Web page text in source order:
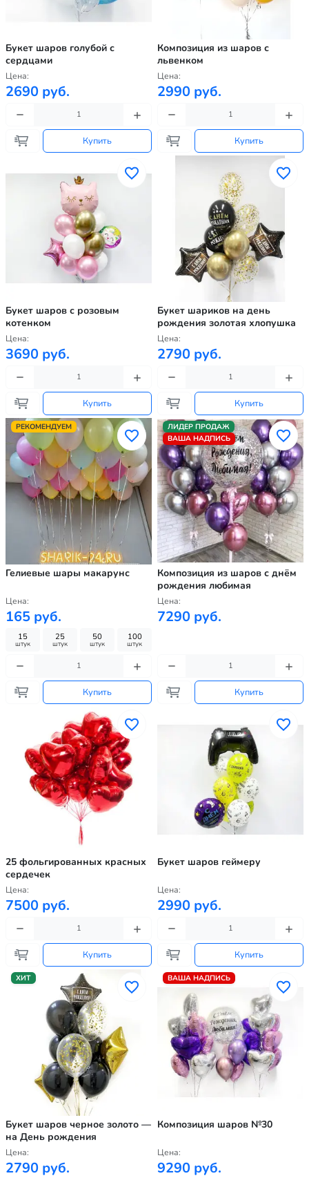
Букет шаров голубой с
сердцами
Цена:
2690 руб.
Купить
Композиция из шаров с
львенком
Цена:
2990 руб.
Купить
Букет шаров с розовым
котенком
Цена:
3690 руб.
Купить
Букет шариков на день
рождения золотая хлопушка
Цена:
2790 руб.
Купить
РЕКОМЕНДУЕМ
Гелиевые шары макарунс
Цена:
165 руб.
15
штук
25
штук
50
штук
100
штук
Купить
ЛИДЕР ПРОДАЖ
ВАША НАДПИСЬ
Композиция из шаров с днём
рождения любимая
Цена:
7290 руб.
Купить
25 фольгированных красных
сердечек
Цена:
7500 руб.
Купить
Букет шаров геймеру
Цена:
2990 руб.
Купить
ХИТ
Букет шаров черное золото —
на День рождения
Цена:
2790 руб.
ВАША НАДПИСЬ
Композиция шаров №30
Цена:
9290 руб.